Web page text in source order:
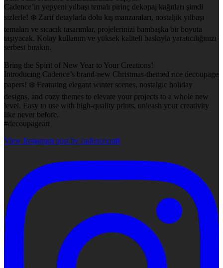
Cadence’in yepyeni yılbaşı temalı pirinç dekopaj kağıtları şimdi
sizlerle! ❄️ Zarif detaylarla dolu kış manzaraları, nostaljik yılbaşı
temaları ve sıcacık tasarımlar, projelerinizi bambaşka bir boyuta
taşıyacak. Kolay kullanım ve yüksek kaliteli baskıyla yaratıcılığınızı
serbest bırakın.
Bring the Spirit of New Year to Your Creations!
Introducing Cadence’s brand-new Christmas-themed rice decoupage
papers! ❄️ Featuring elegant winter scenes, nostalgic holiday
designs, and cozy themes to elevate your projects to a whole new
level. Easy to use with high-quality prints, unleash your creativity
like never before.
#decoupageart
View Instagram post by cadencecraft